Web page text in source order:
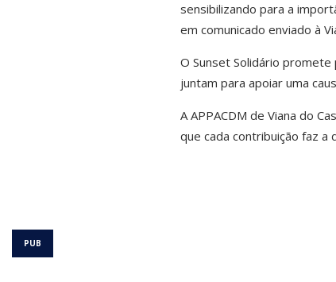
sensibilizando para a
em comunicado enviado à
O Sunset Solidário
juntam para apoiar uma
A APPACDM de Viana do
que cada contribuição faz a